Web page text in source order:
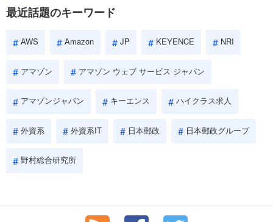
しょう。
最近話題のキーワード
AWS Amazon JP KEYENCE NRI
アマゾン アマゾン ウェブ サービス ジャパン
アマゾンジャパン キーエンス ハイクラス求人
外資系 外資系IT 日本郵政 日本郵政グループ
野村総合研究所